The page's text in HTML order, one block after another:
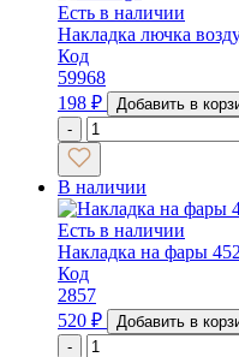
Есть в наличии
Накладка лючка
Код
59968
198 ₽
Добавить в
-
В наличии
Есть в наличии
Накладка на фары
Код
2857
520 ₽
Добавить в
-